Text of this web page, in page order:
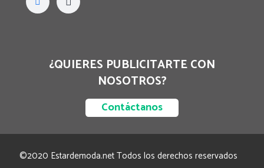
¿QUIERES PUBLICITARTE CON
NOSOTROS?
Contáctanos
©2020 Estardemoda.net Todos los derechos reservados